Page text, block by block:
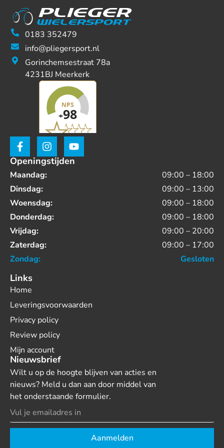
0183 352479
info@pliegersport.nl
Gorinchemsestraat 78a
4231BJ Meerkerk
Openingstijden
Maandag:
09:00 – 18:00
Dinsdag:
09:00 – 13:00
Woensdag:
09:00 – 18:00
Donderdag:
09:00 – 18:00
Vrijdag:
09:00 – 20:00
Zaterdag:
09:00 – 17:00
Zondag:
Gesloten
Links
Home
Leveringsvoorwaarden
Privacy policy
Review policy
Mijn account
Nieuwsbrief
Wilt u op de hoogte blijven van acties en
nieuws? Meld u dan aan door middel van
het onderstaande formulier.
Aanmelden